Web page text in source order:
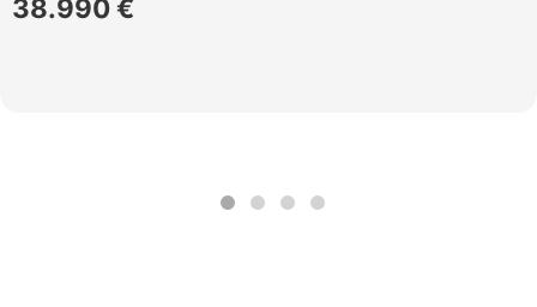
38.990 €